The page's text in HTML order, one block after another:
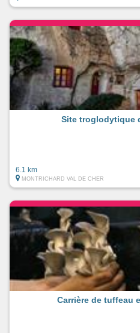
Site troglodytique
6.1 km
MONTRICHARD VAL DE CHER
Carrière de tuffeau